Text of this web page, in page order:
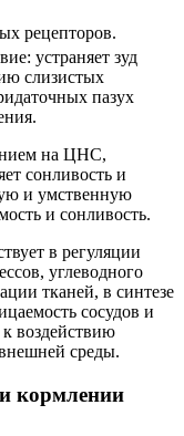
рецепторов.
устраняет зуд
слизистых
пазух
на ЦНС,
сонливость и
и умственную
и сонливость.
в регуляции
углеводного
тканей, в синтезе
сосудов и
воздействию
среды.
кормлении